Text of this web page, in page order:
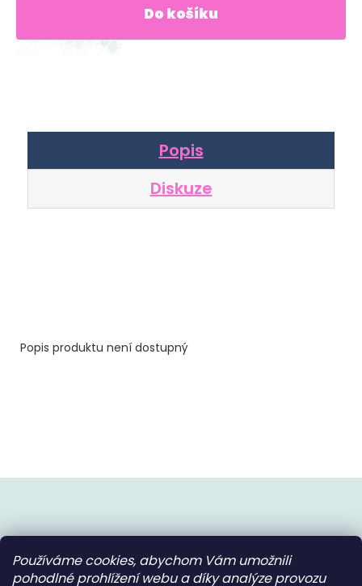
Používáme cookies, abychom Vám umožnili
pohodlné prohlížení webu a díky analýze provozu
Do košíku
Popis
Diskuze
Popis produktu není dostupný
p
a
Instagram